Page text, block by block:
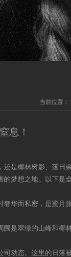
当前位置：
息！
是椰林树影、落日
梦想之地。以下是
华而私密，是蜜月
是翠绿的山峰和椰
司动态。这里的日落